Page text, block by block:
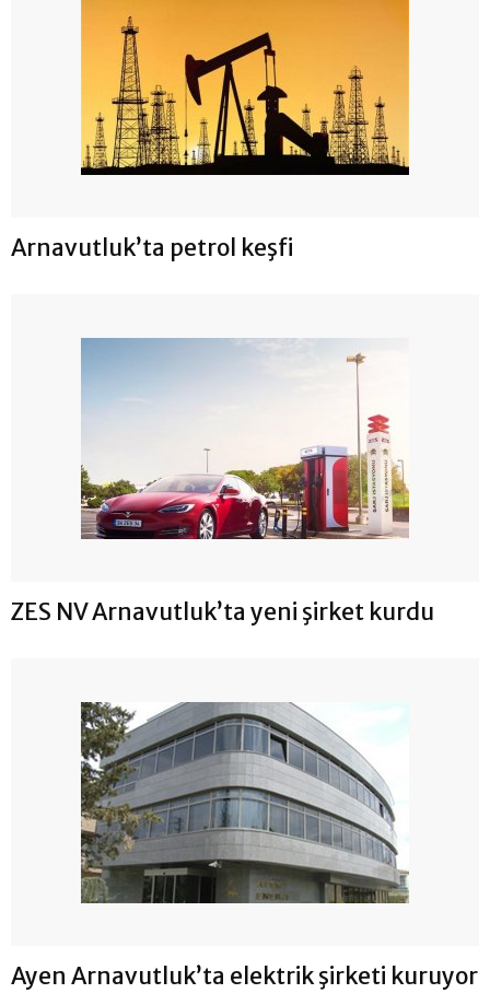
Arnavutluk’ta petrol keşfi
ZES NV Arnavutluk’ta yeni şirket kurdu
Ayen Arnavutluk’ta elektrik şirketi kuruyor